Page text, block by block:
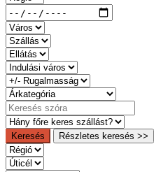
Keresés Részletes keresés >>